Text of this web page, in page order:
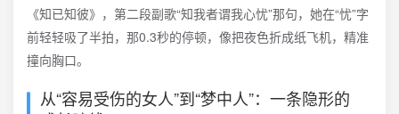
《知已知彼》，第二段副歌“知我者谓我心忧”那句，她在“忧”字
前轻轻吸了半拍，那0.3秒的停顿，像把夜色折成纸飞机，精准
撞向胸口。
从“容易受伤的女人”到“梦中人”：一条隐形的